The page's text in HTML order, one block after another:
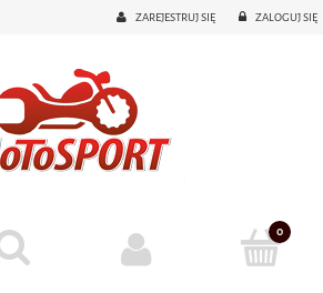
ZAREJESTRUJ SIĘ ZALOGUJ SIĘ